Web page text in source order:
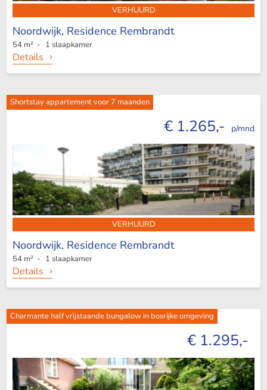
VERHUURD
Noordwijk, Residence Rembrandt
54 m² - 1 slaapkamer
Details
Shortstay appartement voor 7 maanden
€ 1.265,- p/mnd
VERHUURD
Noordwijk, Residence Rembrandt
54 m² - 1 slaapkamer
Details
Charmante half vrijstaande bungalow in bosrijke omgeving
€ 1.295,-